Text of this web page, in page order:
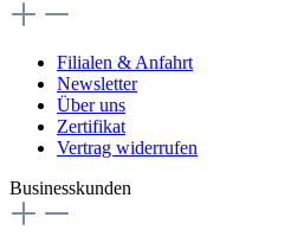
Filialen & Anfahrt
Newsletter
Über uns
Zertifikat
Vertrag widerrufen
Businesskunden